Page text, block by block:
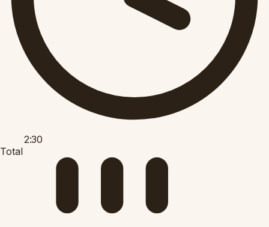
2:30
Total